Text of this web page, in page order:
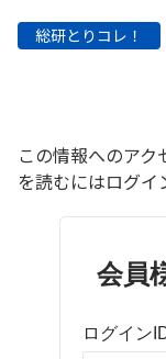
お問い合わせ
総研とりコレ！
この情報へのア
を読むにはログイ
会員
ログイン